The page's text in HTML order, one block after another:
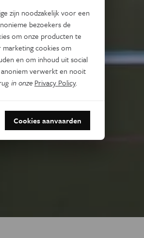
zijn noodzakelijk voor een
bezoekers de
om onze producten te
marketing cookies om
en om inhoud uit social
verwerkt en nooit
in onze Privacy Policy.
Cookies aanvaarden